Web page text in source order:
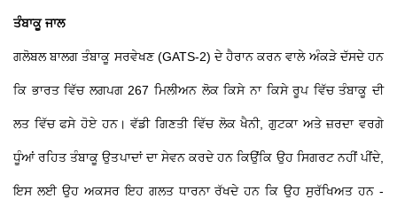
ਤੰਬਾਕੂ ਜਾਲ
ਗਲੋਬਲ ਬਾਲਗ ਤੰਬਾਕੂ ਸਰਵੇਖਣ (GATS-2) ਦੇ ਹੈਰਾਨ ਕਰਨ ਵਾਲੇ ਅੰਕੜੇ ਦੱਸਦੇ ਹਨ
ਕਿ ਭਾਰਤ ਵਿੱਚ ਲਗਪਗ 267 ਮਿਲੀਅਨ ਲੋਕ ਕਿਸੇ ਨਾ ਕਿਸੇ ਰੂਪ ਵਿੱਚ ਤੰਬਾਕੂ ਦੀ
ਲਤ ਵਿੱਚ ਫਸੇ ਹੋਏ ਹਨ। ਵੱਡੀ ਗਿਣਤੀ ਵਿੱਚ ਲੋਕ ਖੈਨੀ, ਗੁਟਕਾ ਅਤੇ ਜ਼ਰਦਾ ਵਰਗੇ
ਧੂੰਆਂ ਰਹਿਤ ਤੰਬਾਕੂ ਉਤਪਾਦਾਂ ਦਾ ਸੇਵਨ ਕਰਦੇ ਹਨ ਕਿਉਂਕਿ ਉਹ ਸਿਗਰਟ ਨਹੀਂ ਪੀਂਦੇ,
ਇਸ ਲਈ ਉਹ ਅਕਸਰ ਇਹ ਗਲਤ ਧਾਰਨਾ ਰੱਖਦੇ ਹਨ ਕਿ ਉਹ ਸੁਰੱਖਿਅਤ ਹਨ -